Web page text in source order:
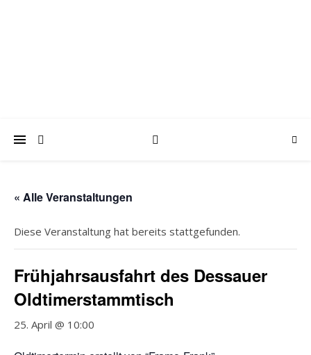
« Alle Veranstaltungen
Diese Veranstaltung hat bereits stattgefunden.
Frühjahrsausfahrt des Dessauer
Oldtimerstammtisch
25. April @ 10:00